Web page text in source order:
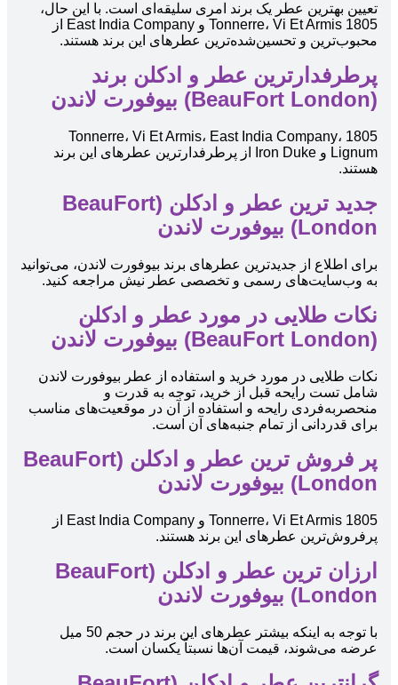
تعیین بهترین عطر یک برند امری سلیقه‌ای است. با این حال،
1805 Tonnerre، Vi Et Armis و East India Company از
محبوب‌ترین و تحسین‌شده‌ترین عطرهای این برند هستند.
پرطرفدارترین عطر و ادکلن برند
(BeauFort London) بیوفورت لاندن
1805 Tonnerre، Vi Et Armis، East India Company،
Lignum و Iron Duke از پرطرفدارترین عطرهای این برند
هستند.
جدید ترین عطر و ادکلن (BeauFort
London) بیوفورت لاندن
برای اطلاع از جدیدترین عطرهای برند بیوفورت لاندن، می‌توانید
به وب‌سایت‌های رسمی و تخصصی عطر نیش مراجعه کنید.
نکات طلایی در مورد عطر و ادکلن
(BeauFort London) بیوفورت لاندن
نکات طلایی در مورد خرید و استفاده از عطر بیوفورت لاندن
شامل تست رایحه قبل از خرید، توجه به قدرت و
منحصربه‌فردی رایحه و استفاده از آن در موقعیت‌های مناسب
برای قدردانی از تمام جنبه‌های آن است.
پر فروش ترین عطر و ادکلن (BeauFort
London) بیوفورت لاندن
1805 Tonnerre، Vi Et Armis و East India Company از
پرفروش‌ترین عطرهای این برند هستند.
ارزان ترین عطر و ادکلن (BeauFort
London) بیوفورت لاندن
با توجه به اینکه بیشتر عطرهای این برند در حجم 50 میل
عرضه می‌شوند، قیمت آن‌ها نسبتاً یکسان است.